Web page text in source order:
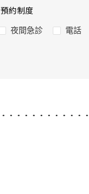
預約制度
夜間急診 電話